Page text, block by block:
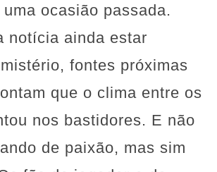
ocasião passada.
notícia ainda estar
fontes próximas
que o clima entre os
nos bastidores. E não
de paixão, mas sim